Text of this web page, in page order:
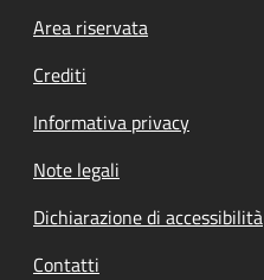
Footer menu
Area riservata
Crediti
Informativa privacy
Note legali
Dichiarazione di accessibilità
Contatti